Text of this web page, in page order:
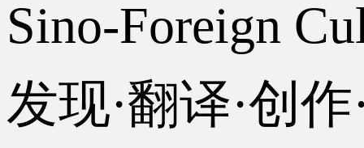
Sino-Foreign
发现·翻译·创